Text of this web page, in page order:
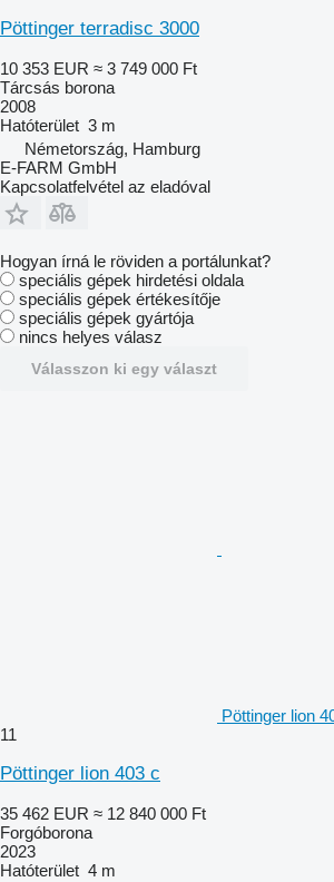
Pöttinger terradisc 3000
10 353 EUR ≈ 3 749 000 Ft
Tárcsás borona
2008
Hatóterület 3 m
Németország, Hamburg
E-FARM GmbH
Kapcsolatfelvétel az eladóval
Hogyan írná le röviden a portálunkat?
speciális gépek hirdetési oldala
speciális gépek értékesítője
speciális gépek gyártója
nincs helyes válasz
Válasszon ki egy választ
Pöttinger lion
11
Pöttinger lion 403 c
35 462 EUR ≈ 12 840 000 Ft
Forgóborona
2023
Hatóterület 4 m